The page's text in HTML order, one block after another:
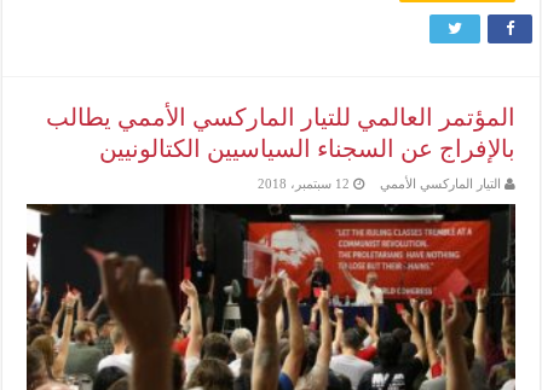
المؤتمر العالمي للتيار الماركسي الأممي يطالب
بالإفراج عن السجناء السياسيين الكتالونيين
التيار الماركسي الأممي 12 سبتمبر، 2018